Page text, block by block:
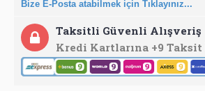
Bize E-Posta atabilmek için Tıklayınız...
Taksitli Güvenli Alışveriş
Kredi Kartlarına +9 Taksit